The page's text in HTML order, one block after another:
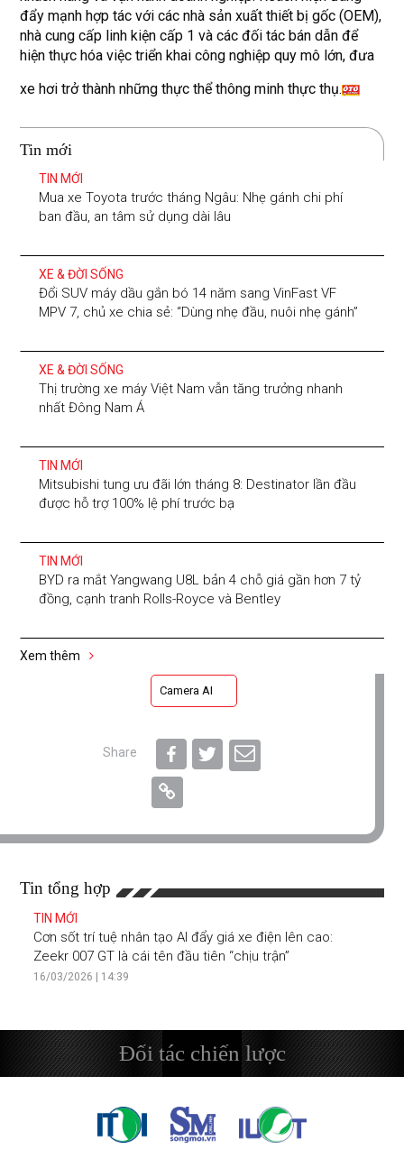
đẩy mạnh hợp tác với các nhà sản xuất thiết bị gốc (OEM),
nhà cung cấp linh kiện cấp 1 và các đối tác bán dẫn để
hiện thực hóa việc triển khai công nghiệp quy mô lớn, đưa
xe hơi trở thành những thực thể thông minh thực thụ.
Tin mới
TIN MỚI
Mua xe Toyota trước tháng Ngâu: Nhẹ gánh chi phí
ban đầu, an tâm sử dụng dài lâu
XE & ĐỜI SỐNG
Đổi SUV máy dầu gắn bó 14 năm sang VinFast VF
MPV 7, chủ xe chia sẻ: “Dùng nhẹ đầu, nuôi nhẹ gánh”
XE & ĐỜI SỐNG
Thị trường xe máy Việt Nam vẫn tăng trưởng nhanh
nhất Đông Nam Á
TIN MỚI
Mitsubishi tung ưu đãi lớn tháng 8: Destinator lần đầu
được hỗ trợ 100% lệ phí trước bạ
TIN MỚI
BYD ra mắt Yangwang U8L bản 4 chỗ giá gần hơn 7 tỷ
đồng, cạnh tranh Rolls-Royce và Bentley
Xem thêm
Camera AI
Share
Tin tổng hợp
TIN MỚI
Cơn sốt trí tuệ nhân tạo AI đẩy giá xe điện lên cao:
Zeekr 007 GT là cái tên đầu tiên “chịu trận”
16/03/2026 | 14:39
Đối tác chiến lược